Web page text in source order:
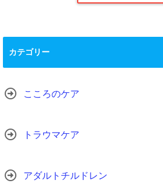
カテゴリー
こころのケア
トラウマケア
アダルトチルドレン